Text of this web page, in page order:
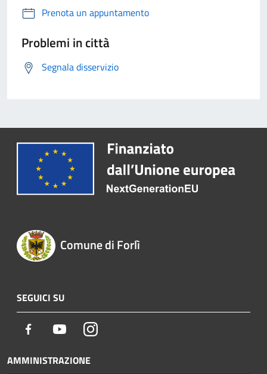
Prenota un appuntamento
Problemi in città
Segnala disservizio
Comune di Forlì
SEGUICI SU
Facebook YoutubeInstagram
AMMINISTRAZIONE